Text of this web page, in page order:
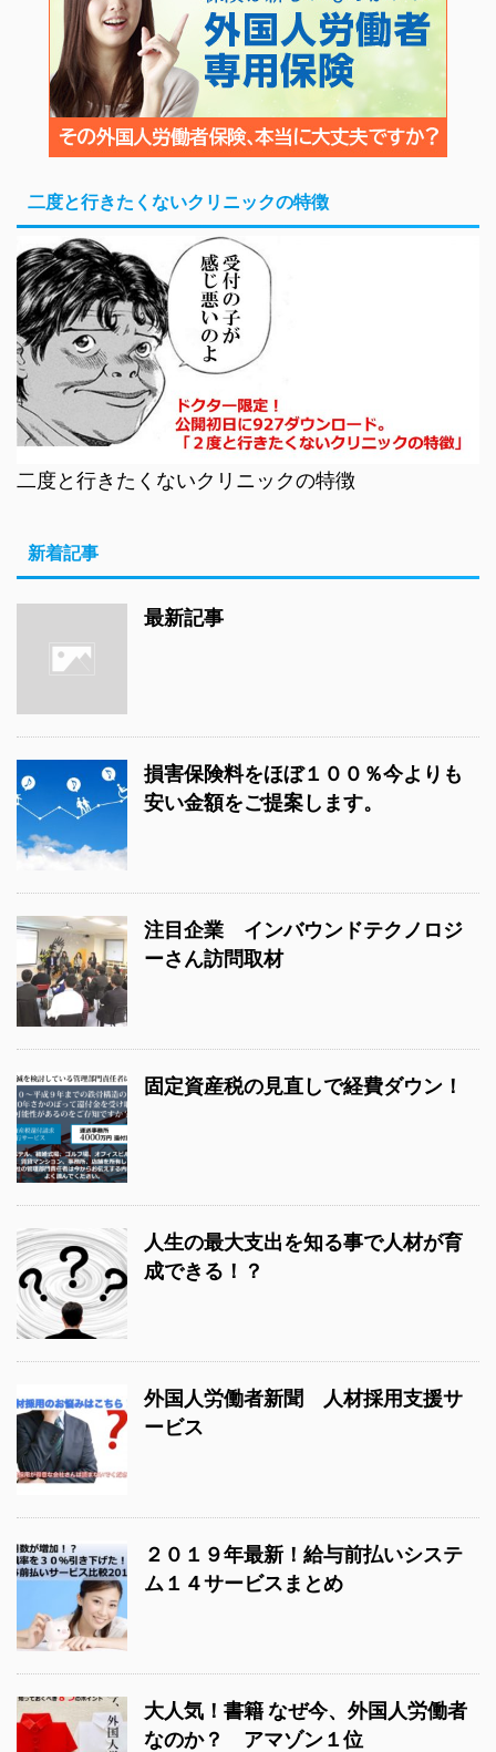
二度と行きたくないクリニックの特徴
二度と行きたくないクリニックの特徴
新着記事
最新記事
損害保険料をほぼ１００％今よりも
安い金額をご提案します。
注目企業 インバウンドテクノロジ
ーさん訪問取材
固定資産税の見直しで経費ダウン！
人生の最大支出を知る事で人材が育
成できる！？
外国人労働者新聞 人材採用支援サ
ービス
２０１９年最新！給与前払いシステ
ム１４サービスまとめ
大人気！書籍 なぜ今、外国人労働者
なのか？ アマゾン１位